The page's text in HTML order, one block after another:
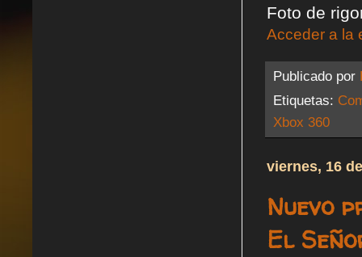
Foto de
Acceder a la
Publicado por
Etiquetas:
Xbox 360
viernes, 16
Nuevo
El